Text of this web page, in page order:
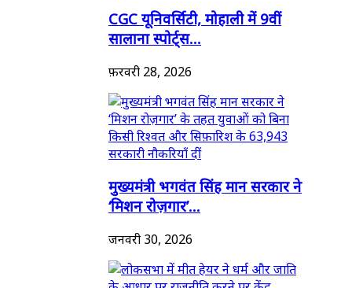
CGC यूनिवर्सिटी, मोहाली में 9वीं
सालाना स्पोर्ट्स...
फ़रवरी 28, 2026
मुख्यमंत्री भगवंत सिंह मान सरकार ने
‘मिशन रोज़गार’...
जनवरी 30, 2026